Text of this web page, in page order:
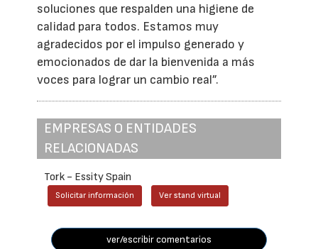
soluciones que respalden una higiene de
calidad para todos. Estamos muy
agradecidos por el impulso generado y
emocionados de dar la bienvenida a más
voces para lograr un cambio real”.
EMPRESAS O ENTIDADES
RELACIONADAS
Tork - Essity Spain
Solicitar información Ver stand virtual
ver/escribir comentarios